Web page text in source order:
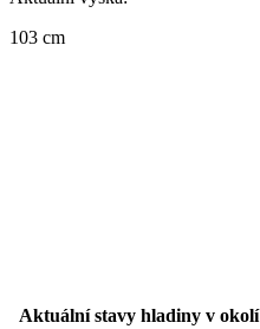
103 cm
Aktuální stavy hladiny v okolí